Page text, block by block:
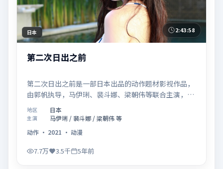
日本 2:43:58
第二次日出之前
第二次日出之前是一部日本出品的动作题材影视作品，
由郭帆执导，马伊琍、裴斗娜、梁朝伟等联合主演，于
2021年02月05日在院线首映。影片围绕「爱的迟疑与
勇敢迈出的一步」展开叙事，镜头语言克制而富有张
力，节奏起伏得当，人物弧光完整；配乐与场面调度强
化了类型片的观感体验，亦留有可供解读的细节空间，
适合关注现实主义叙事与人物关系的观众观看与收藏。
地区 日本
主演
马伊琍 / 裴斗娜 / 梁朝伟 等
动作 · 2021 · 动漫
7.7万 3.5千 5年前